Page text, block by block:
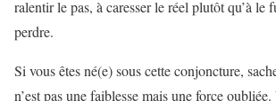
ralentir le pas, à caresser le réel plutôt qu’à le
perdre.
Si vous êtes né(e) sous cette conjoncture,
n’est pas une faiblesse mais une force